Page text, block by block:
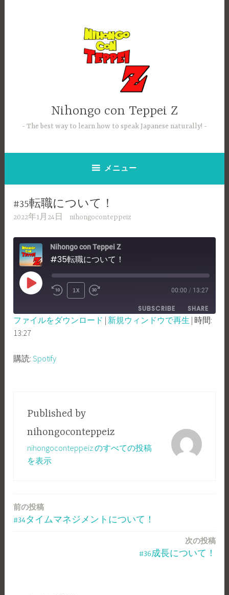
Nihongo con Teppei Z
The best way to learn how to speak Japanese naturally!
メニュー
#35転職について！
2022年1月24日 nihongoconteppeiz
Nihongo con Teppei Z
#35転職について！
PLAY
REWIND
10
SECONDS
1X
FAST
FORWARD
30
00:00 / 13:27
SUBSCRIBE SHARE
RSS FEED
SHARE
LINK
ファイルをダウンロード | 新規ウィンドウで再生 | 時間:
13:27
購読:Spotify
Published by
nihongoconteppeiz
nihongoconteppeiz のすべての投稿
を表示
投
前の投稿
#34タイムマネジメントについて！
次の投稿
#36成長について！